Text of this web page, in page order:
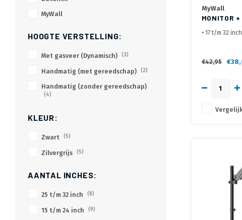
MyWall
HOOGTE VERSTELLING:
Met gasveer (Dynamisch) (3)
Handmatig (met gereedschap) (2)
Handmatig (zonder gereedschap)
(4)
KLEUR:
Zwart (5)
Zilvergrijs (5)
AANTAL INCHES:
25 t/m 32 inch (8)
15 t/m 24 inch (9)
MyWall
MONITOR
• 17 t/m 32
•
€42,95